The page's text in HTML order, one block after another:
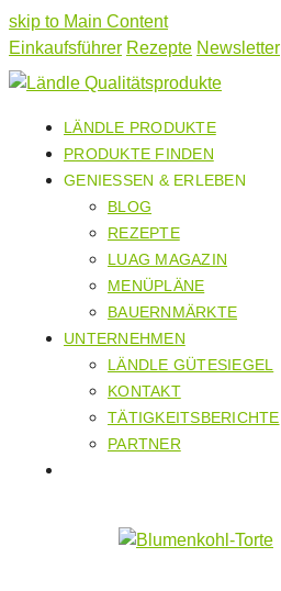
skip to Main Content
Einkaufsführer Rezepte Newsletter
LÄNDLE PRODUKTE
PRODUKTE FINDEN
GENIESSEN & ERLEBEN
BLOG
REZEPTE
LUAG MAGAZIN
MENÜPLÄNE
BAUERNMÄRKTE
UNTERNEHMEN
LÄNDLE GÜTESIEGEL
KONTAKT
TÄTIGKEITSBERICHTE
PARTNER